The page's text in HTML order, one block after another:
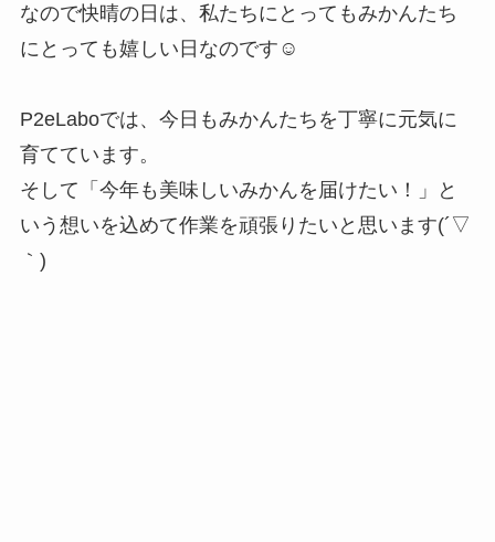
なので快晴の日は、私たちにとってもみかんたち
にとっても嬉しい日なのです☺
P2eLaboでは、今日もみかんたちを丁寧に元気に
育てています。
そして「今年も美味しいみかんを届けたい！」と
いう想いを込めて作業を頑張りたいと思います(´▽
｀)